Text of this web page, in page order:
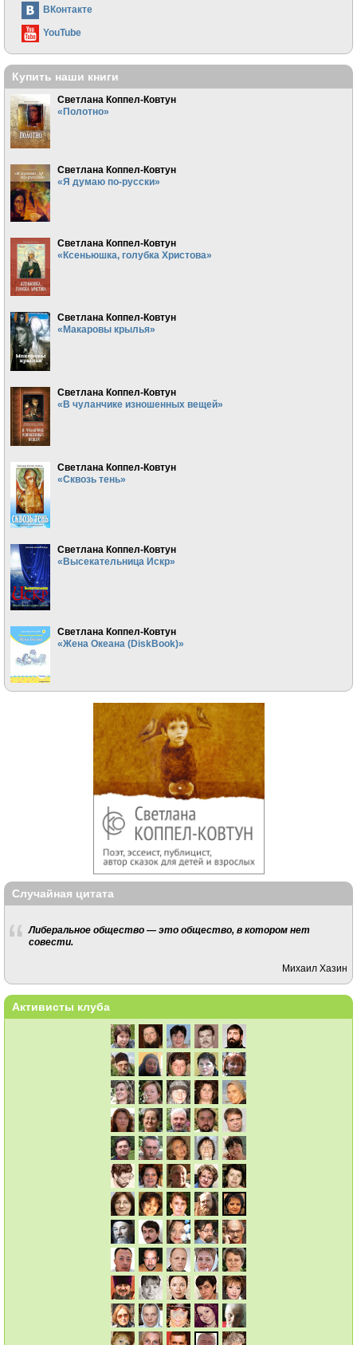
ВКонтакте
YouTube
Купить наши книги
Светлана Коппел-Ковтун
«Полотно»
Светлана Коппел-Ковтун
«Я думаю по-русски»
Светлана Коппел-Ковтун
«Ксеньюшка, голубка Христова»
Светлана Коппел-Ковтун
«Макаровы крылья»
Светлана Коппел-Ковтун
«В чуланчике изношенных вещей»
Светлана Коппел-Ковтун
«Сквозь тень»
Светлана Коппел-Ковтун
«Высекательница Искр»
Светлана Коппел-Ковтун
«Жена Океана (DiskBook)»
Случайная цитата
Либеральное общество — это общество, в котором нет
совести.
Михаил Хазин
Активисты клуба